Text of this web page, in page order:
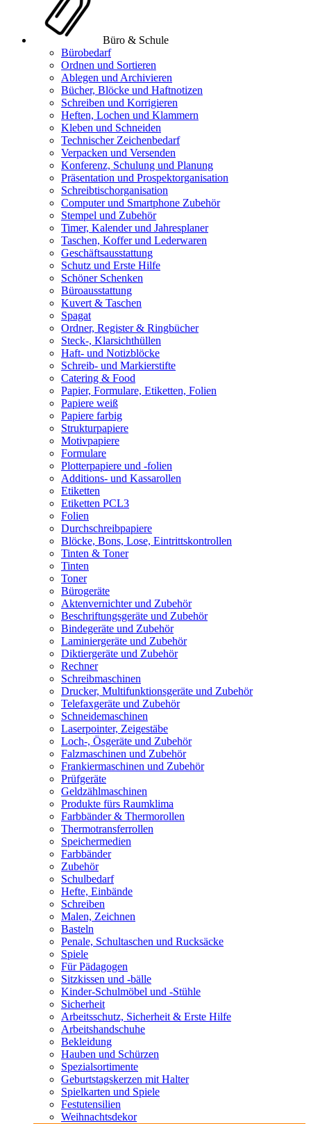
Büro & Schule
Bürobedarf
Ordnen und Sortieren
Ablegen und Archivieren
Bücher, Blöcke und Haftnotizen
Schreiben und Korrigieren
Heften, Lochen und Klammern
Kleben und Schneiden
Technischer Zeichenbedarf
Verpacken und Versenden
Konferenz, Schulung und Planung
Präsentation und Prospektorganisation
Schreibtischorganisation
Computer und Smartphone Zubehör
Stempel und Zubehör
Timer, Kalender und Jahresplaner
Taschen, Koffer und Lederwaren
Geschäftsausstattung
Schutz und Erste Hilfe
Schöner Schenken
Büroausstattung
Kuvert & Taschen
Spagat
Ordner, Register & Ringbücher
Steck-, Klarsichthüllen
Haft- und Notizblöcke
Schreib- und Markierstifte
Catering & Food
Papier, Formulare, Etiketten, Folien
Papiere weiß
Papiere farbig
Strukturpapiere
Motivpapiere
Formulare
Plotterpapiere und -folien
Additions- und Kassarollen
Etiketten
Etiketten PCL3
Folien
Durchschreibpapiere
Blöcke, Bons, Lose, Eintrittskontrollen
Tinten & Toner
Tinten
Toner
Bürogeräte
Aktenvernichter und Zubehör
Beschriftungsgeräte und Zubehör
Bindegeräte und Zubehör
Laminiergeräte und Zubehör
Diktiergeräte und Zubehör
Rechner
Schreibmaschinen
Drucker, Multifunktionsgeräte und Zubehör
Telefaxgeräte und Zubehör
Schneidemaschinen
Laserpointer, Zeigestäbe
Loch-, Ösgeräte und Zubehör
Falzmaschinen und Zubehör
Frankiermaschinen und Zubehör
Prüfgeräte
Geldzählmaschinen
Produkte fürs Raumklima
Farbbänder & Thermorollen
Thermotransferrollen
Speichermedien
Farbbänder
Zubehör
Schulbedarf
Hefte, Einbände
Schreiben
Malen, Zeichnen
Basteln
Penale, Schultaschen und Rucksäcke
Spiele
Für Pädagogen
Sitzkissen und -bälle
Kinder-Schulmöbel und -Stühle
Sicherheit
Arbeitsschutz, Sicherheit & Erste Hilfe
Arbeitshandschuhe
Bekleidung
Hauben und Schürzen
Spezialsortimente
Geburtstagskerzen mit Halter
Spielkarten und Spiele
Festutensilien
Weihnachtsdekor